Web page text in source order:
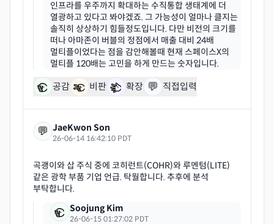
인프라를 우주까지 확대하는 수직통합 생태계에 더
열광하고 있다고 봐야겠죠. 그 가능성이 얼마나 클지는
솔직히 상상하기 힘들정도입니다. 다만 비전의 크기를
떠나 아마존이 버블의 정점에서 매출 대비 24배
멀티플이었다는 점을 감안해볼때 현재 스페이스X의
공감 비판 확장 💬 직접입력
💬 JaeKwon Son
26-06-14 16:42:10 PDT
곡괭이와 삽 주식 중에 코히런트(COHR)와 루멘텀(LITE)
같은 광학 부품 기업 언급. 탁월합니다. 추후에 분석
Soojung Kim
26-06-15 01:27:02 PDT